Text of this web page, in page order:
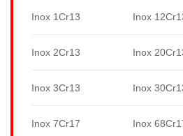
Inox 1Cr13 Inox
Inox 2Cr13 Inox
Inox 3Cr13 Inox
Inox 7Cr17 Inox